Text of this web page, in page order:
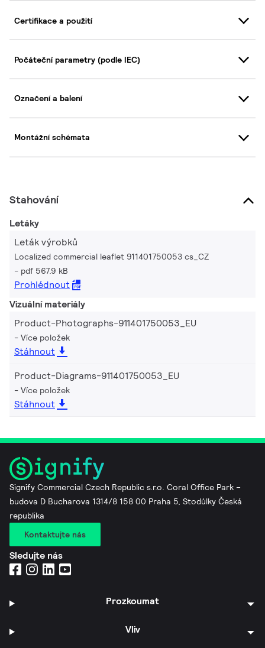
Certifikace a použití
Počáteční parametry (podle IEC)
Označení a balení
Montážní schémata
Stahování
Letáky
Leták výrobků
Localized commercial leaflet 911401750053 cs_CZ
pdf 567.9 kB
Prohlédnout
Vizuální materiály
Product-Photographs-911401750053_EU
Více položek
Stáhnout
Product-Diagrams-911401750053_EU
Více položek
Stáhnout
Signify Commercial Czech Republic s.r.o. Coral Office Park –
budova D Bucharova 1314/8 158 00 Praha 5, Stodůlky Česká
republika
Kontaktujte nás
Sledujte nás
Prozkoumat
Vliv